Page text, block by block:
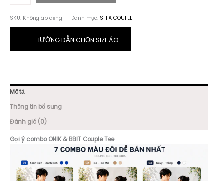
Couple
Tee
SKU: Không áp dụng Danh mục: SHIA COUPLE
HƯỚNG DẪN CHỌN SIZE ÁO
Mô tả
Thông tin bổ sung
Đánh giá (0)
Gợi ý combo ONIK & BBIT Couple Tee